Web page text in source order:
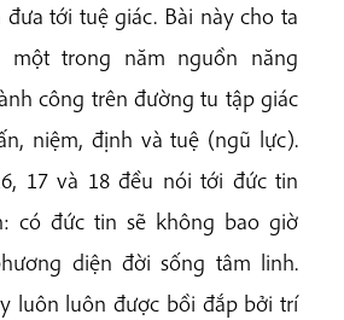
tới tuệ giác. Bài này cho ta
trong năm nguồn năng
công trên đường tu tập giác
niệm, định và tuệ (ngũ lực).
17 và 18 đều nói tới đức tin
có đức tin sẽ không bao giờ
diện đời sống tâm linh.
luôn luôn được bồi đắp bởi trí